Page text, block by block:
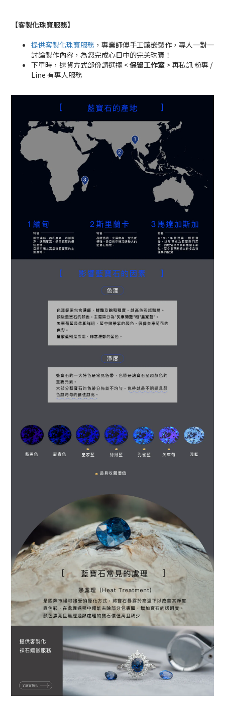
【客製化珠寶服務】
提供客製化珠寶服務 ，專業師傅手工鑲嵌製作，專人一對一
討論製作內容，為您完成心目中的完美珠寶！
下單時，送貨方式部份請選擇 <保留工作室 > 再私訊 粉專 /
Line 有專人服務